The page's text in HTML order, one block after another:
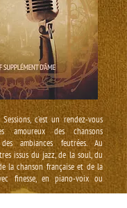
c’est un rendez-vous
amoureux des chansons
ambiances feutrées. Au
issus du jazz, de la soul, du
la chanson française et de la
finesse, en piano-voix ou